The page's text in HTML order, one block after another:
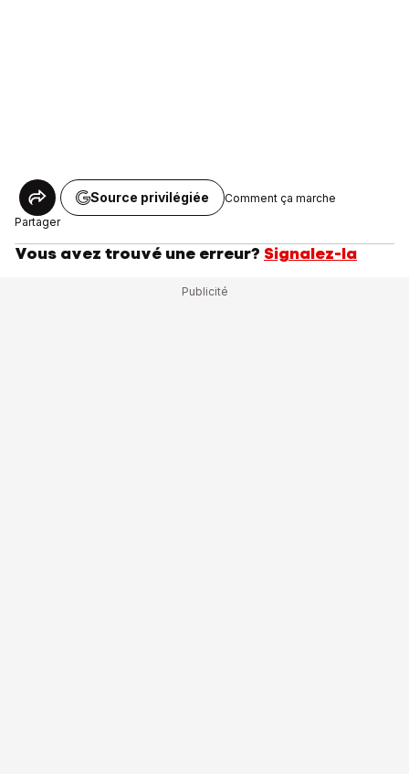
Partager
Source privilégiée Comment ça marche
Vous avez trouvé une erreur? Signalez-la